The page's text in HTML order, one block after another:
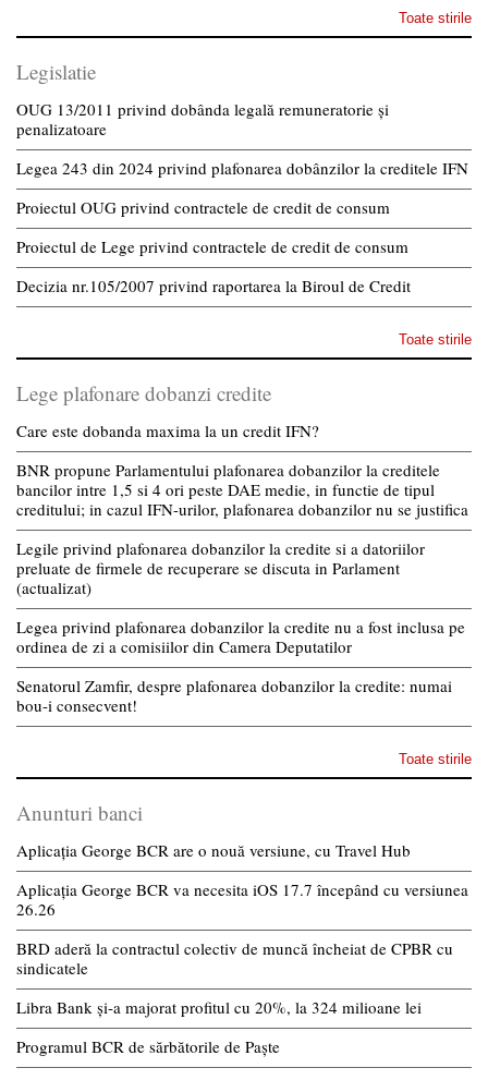
Toate stirile
Legislatie
OUG 13/2011 privind dobânda legală remuneratorie și
penalizatoare
Legea 243 din 2024 privind plafonarea dobânzilor la creditele IFN
Proiectul OUG privind contractele de credit de consum
Proiectul de Lege privind contractele de credit de consum
Decizia nr.105/2007 privind raportarea la Biroul de Credit
Toate stirile
Lege plafonare dobanzi credite
Care este dobanda maxima la un credit IFN?
BNR propune Parlamentului plafonarea dobanzilor la creditele
bancilor intre 1,5 si 4 ori peste DAE medie, in functie de tipul
creditului; in cazul IFN-urilor, plafonarea dobanzilor nu se justifica
Legile privind plafonarea dobanzilor la credite si a datoriilor
preluate de firmele de recuperare se discuta in Parlament
(actualizat)
Legea privind plafonarea dobanzilor la credite nu a fost inclusa pe
ordinea de zi a comisiilor din Camera Deputatilor
Senatorul Zamfir, despre plafonarea dobanzilor la credite: numai
bou-i consecvent!
Toate stirile
Anunturi banci
Aplicația George BCR are o nouă versiune, cu Travel Hub
Aplicația George BCR va necesita iOS 17.7 începând cu versiunea
26.26
BRD aderă la contractul colectiv de muncă încheiat de CPBR cu
sindicatele
Libra Bank și-a majorat profitul cu 20%, la 324 milioane lei
Programul BCR de sărbătorile de Paște